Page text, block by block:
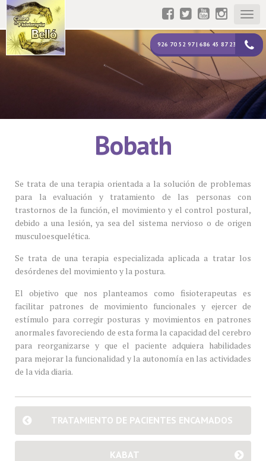
926 70 52 97 | 686 45 87 23
Bobath
Se trata de una terapia orientada a la solución de problemas
para la evaluación y tratamiento de las personas con
trastornos de la función, el movimiento y el control postural,
debido a una lesión, ya sea del sistema nervioso o de origen
musculoesquelética.
Se trata de una terapia especializada aplicada a tratar los
desórdenes del movimiento y la postura.
El objetivo que nos planteamos como fisioterapeutas es
facilitar patrones de movimiento funcionales y ejercer de
estímulo para corregir posturas y movimientos en patrones
anormales favoreciendo de esta forma la capacidad del cerebro
para reorganizarse y que el paciente adquiera habilidades
para mejorar la funcionalidad y la autonomía en las actividades
de la vida diaria.
TRATAMIENTO DE PACIENTES ENCAMADOS
KABAT